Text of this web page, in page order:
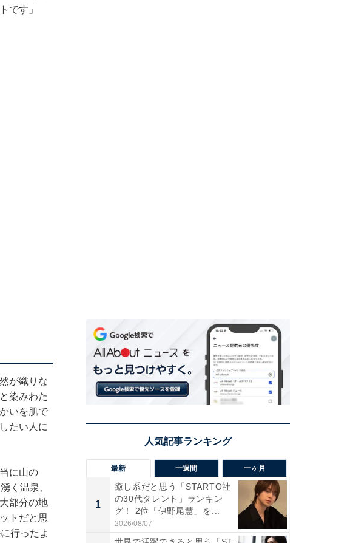
です」
が織りな
染みわた
いを肌で
たい人に
に山の
く温泉、
部分の地
トだと思
行ったよ
最新 一週間 一ヶ月
1
癒し系だと思う「STARTO社
の30代タレント」ランキン
グ！ 2位「伊野尾慧」を...
2026/08/07